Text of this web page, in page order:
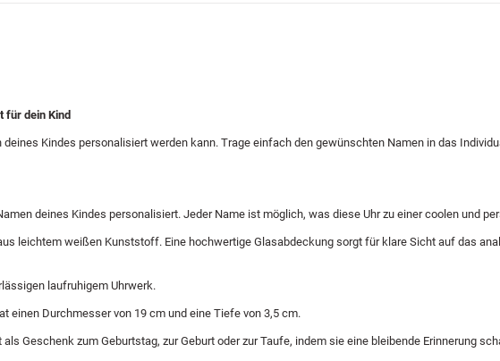
für dein Kind
Kindes personalisiert werden kann. Trage einfach den gewünschten Namen in das
deines Kindes personalisiert. Jeder Name ist möglich, was diese Uhr zu einer coolen und
leichtem weißen Kunststoff. Eine hochwertige Glasabdeckung sorgt für klare Sicht auf das
laufruhigem Uhrwerk.
einen Durchmesser von 19 cm und eine Tiefe von 3,5 cm.
Geschenk zum Geburtstag, zur Geburt oder zur Taufe, indem sie eine bleibende Erinnerung